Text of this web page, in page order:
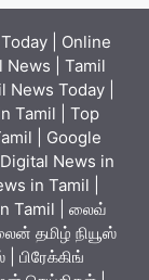
| Online
News | Tamil
Today |
Tamil | Top
| Google
News in
in Tamil |
Tamil | லைவ்
தமிழ் நியூஸ்
| பிரேக்கிங்